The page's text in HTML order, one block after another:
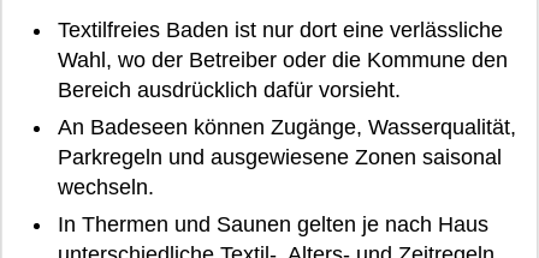
Textilfreies Baden ist nur dort eine verlässliche
Wahl, wo der Betreiber oder die Kommune den
Bereich ausdrücklich dafür vorsieht.
An Badeseen können Zugänge, Wasserqualität,
Parkregeln und ausgewiesene Zonen saisonal
wechseln.
In Thermen und Saunen gelten je nach Haus